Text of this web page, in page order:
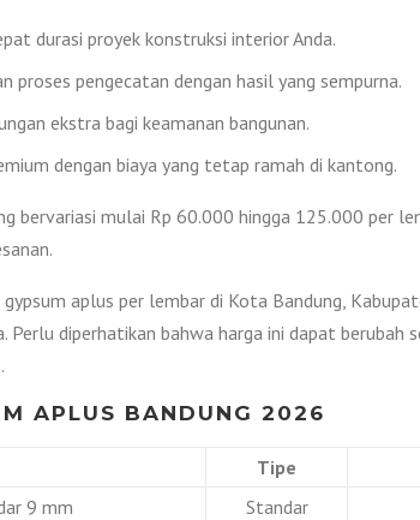
durasi proyek konstruksi interior Anda.
proses pengecatan dengan hasil yang sempurna.
ekstra bagi keamanan bangunan.
dengan biaya yang tetap ramah di kantong.
bervariasi mulai Rp 60.000 hingga 125.000 per
aplus per lembar di Kota Bandung,
Perlu diperhatikan bahwa harga ini dapat
APLUS BANDUNG 2026
Tipe
9 mm
Standar